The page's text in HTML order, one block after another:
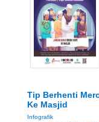
Tip Berhenti
Ke Masjid
Infografik